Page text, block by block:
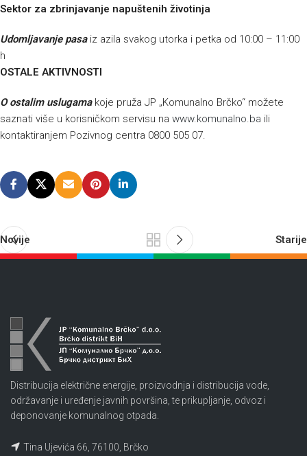
Sektor za zbrinjavanje napuštenih životinja
Udomljavanje pasaiz azila svakog utorka i petka od 10:00 – 11:00
h
OSTALE AKTIVNOSTI
O ostalim uslugamakoje pruža JP „Komunalno Brčko“ možete
saznati više u korisničkom servisu na www.komunalno.ba ili
kontaktiranjem Pozivnog centra 0800 505 07.
Novije Starije
Distribucija električne energije, proizvodnja i distribucija vode,
održavanje i uređenje javnih površina, te prikupljanje, odvoz i
deponovanje komunalnog otpada.
Tina Ujevića 66, 76100, Brčko